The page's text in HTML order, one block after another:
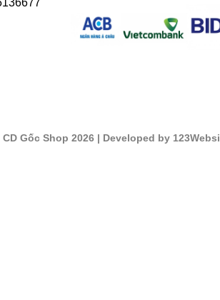
Gốc Shop 2026| Developed by